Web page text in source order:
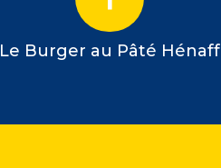
Le Burger au Pâté Hénaff